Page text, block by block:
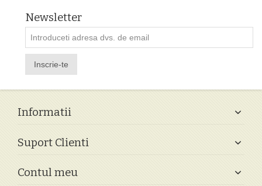
Newsletter
Inscrie-te
Informatii
Suport Clienti
Contul meu